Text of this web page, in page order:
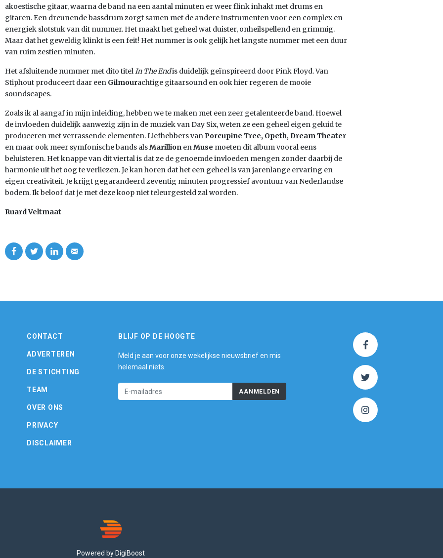
akoestische gitaar, waarna de band na een aantal minuten er weer flink inhakt met drums en
gitaren. Een dreunende bassdrum zorgt samen met de andere instrumenten voor een complex en
energiek slotstuk van dit nummer. Het maakt het geheel wat duister, onheilspellend en grimmig.
Maar dat het geweldig klinkt is een feit! Het nummer is ook gelijk het langste nummer met een duur
van ruim zestien minuten.
Het afsluitende nummer met dito titelIn The Endis duidelijk geïnspireerd door Pink Floyd. Van
Stiphout produceert daar een Gilmourachtige gitaarsound en ook hier regeren de mooie
soundscapes.
Zoals ik al aangaf in mijn inleiding, hebben we te maken met een zeer getalenteerde band. Hoewel
de invloeden duidelijk aanwezig zijn in de muziek van Day Six, weten ze een geheel eigen geluid te
produceren met verrassende elementen. Liefhebbers van Porcupine Tree, Opeth, Dream Theater
en maar ook meer symfonische bands alsMarillion enMuse moeten dit album vooral eens
beluisteren. Het knappe van dit viertal is dat ze de genoemde invloeden mengen zonder daarbij de
harmonie uit het oog te verliezen. Je kan horen dat het een geheel is van jarenlange ervaring en
eigen creativiteit. Je krijgt gegarandeerd zeventig minuten progressief avontuur van Nederlandse
bodem. Ik beloof dat je met deze koop niet teleurgesteld zal worden.
Ruard Veltmaat
CONTACT
ADVERTEREN
DE STICHTING
TEAM
OVER ONS
PRIVACY
DISCLAIMER
BLIJF OP DE HOOGTE
Meld je aan voor onze wekelijkse nieuwsbrief en mis
helemaal niets.
AANMELDEN
Powered by DigiBoost